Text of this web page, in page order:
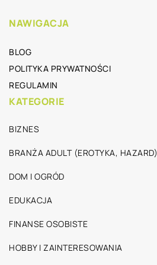
NAWIGACJA
BLOG
POLITYKA PRYWATNOŚCI
REGULAMIN
KATEGORIE
BIZNES
BRANŻA ADULT (EROTYKA, HAZARD)
DOM I OGRÓD
EDUKACJA
FINANSE OSOBISTE
HOBBY I ZAINTERESOWANIA